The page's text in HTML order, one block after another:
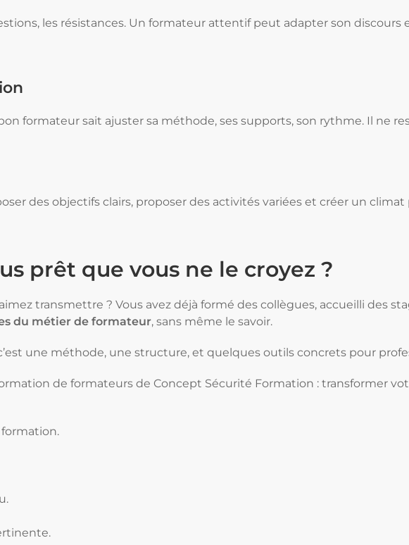
les résistances. Un formateur attentif peut adapter son
formateur sait ajuster sa méthode, ses supports, son rythme. Il ne
des objectifs clairs, proposer des activités variées et créer un climat
prêt que vous ne le croyez ?
transmettre ? Vous avez déjà formé des collègues, accueilli des
du métier de formateur, sans même le savoir.
une méthode, une structure, et quelques outils concrets pour
de formateurs de Concept Sécurité Formation : transformer